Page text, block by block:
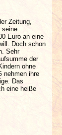
Zeitung,
seine
Euro an eine
Doch schon
Sehr
der
ohne
nehmen ihre
Das
eine heiße